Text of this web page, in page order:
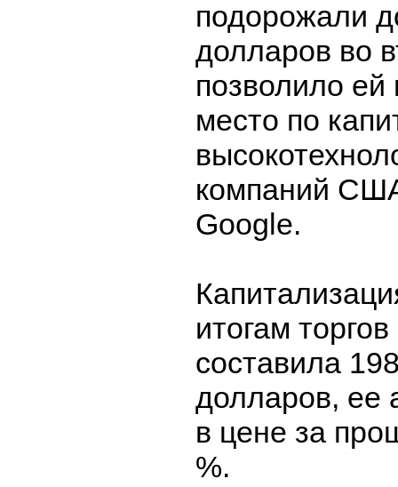
подорожали
долларов во
позволило ей
место по
компаний
Google.
итогам
составила
долларов, ее
в цене за
%.